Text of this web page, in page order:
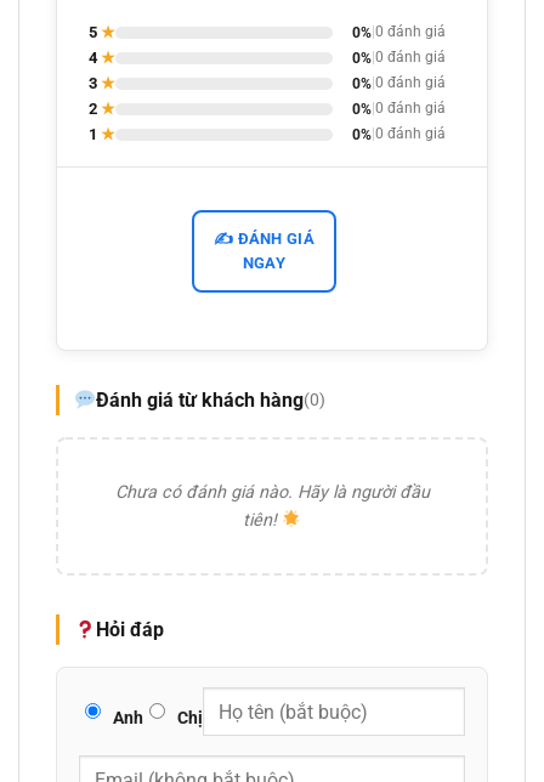
5 ★ 0% 0 đánh giá
4★ 0% 0 đánh giá
3 ★ 0% 0 đánh giá
2 ★ 0% 0 đánh giá
1 ★ 0% 0 đánh giá
✍️ ĐÁNH GIÁ
NGAY
Đánh giá từ khách hàng(0)
Chưa có đánh giá nào. Hãy là người đầu
tiên!
Hỏi đáp
Anh Chị